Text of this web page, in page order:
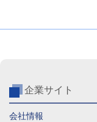
企業サイト
会社情報